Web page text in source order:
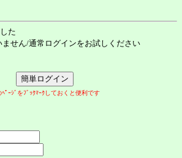
た
せん/通常ログインをお試しください
ﾍﾟｰｼﾞをﾌﾞｯｸﾏｰｸしておくと便利です